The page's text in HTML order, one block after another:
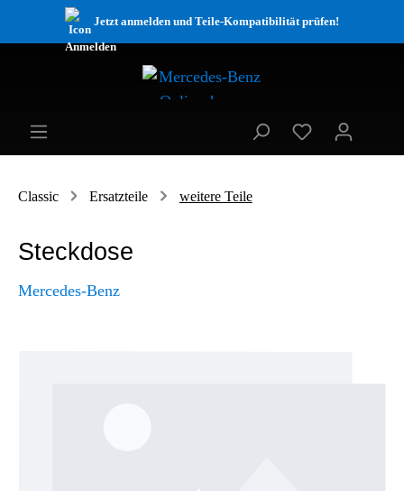
Jetzt anmelden und Teile-Kompatibilität prüfen!
Classic Ersatzteile weitere Teile
Steckdose
Mercedes-Benz